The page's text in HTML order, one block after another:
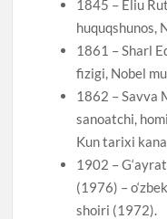
1845 – Eliu
huquqshunos,
1861 – Sharl
fizigi, Nobel
1862 – Savva
sanoatchi,
Kun tarixi
1902 –
(1976) –
shoiri (1972).